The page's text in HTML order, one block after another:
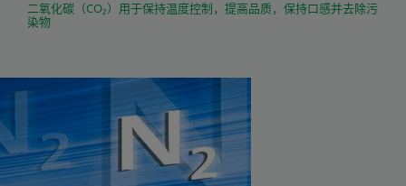
二氧化碳（CO₂）用于保持温度控制，提高品质，保持口感并去除污
染物